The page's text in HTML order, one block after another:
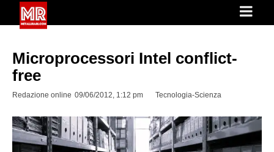
Microprocessori Intel conflict-
free
Redazione online 09/06/2012, 1:12 pm Tecnologia-Scienza